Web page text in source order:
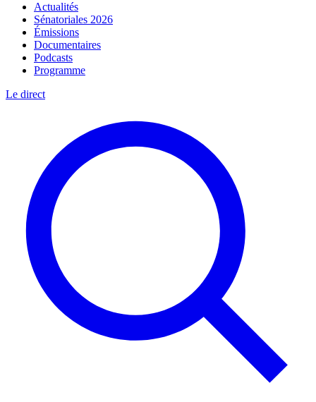
Actualités
Sénatoriales 2026
Émissions
Documentaires
Podcasts
Programme
Le direct